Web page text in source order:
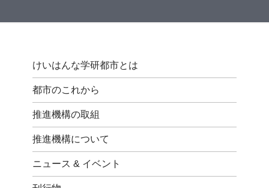
けいはんな学研都市とは
都市のこれから
推進機構の取組
推進機構について
ニュース & イベント